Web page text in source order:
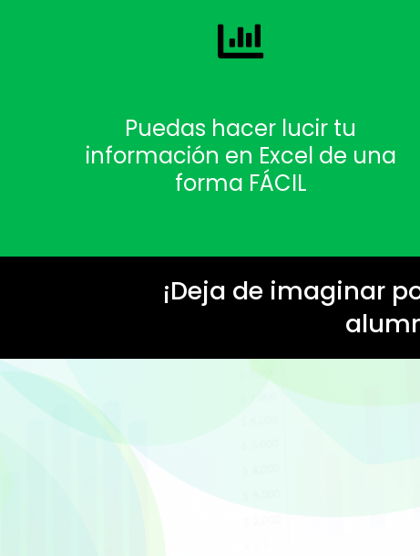
Puedas hacer lucir tu
información en Excel de una
forma FÁCIL
¡Deja de imaginar